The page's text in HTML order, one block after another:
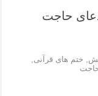
و طلب حاجت
و برکت مال
چشم زخم ماشاالله
حاجت
ختم های قرآنی